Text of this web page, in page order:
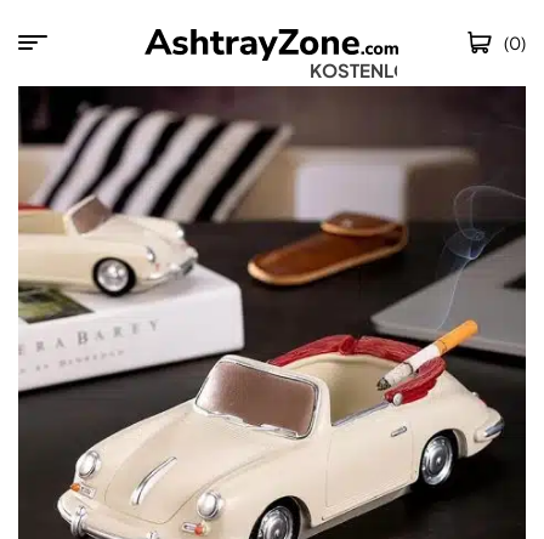
KOSTENLOSER
(0)